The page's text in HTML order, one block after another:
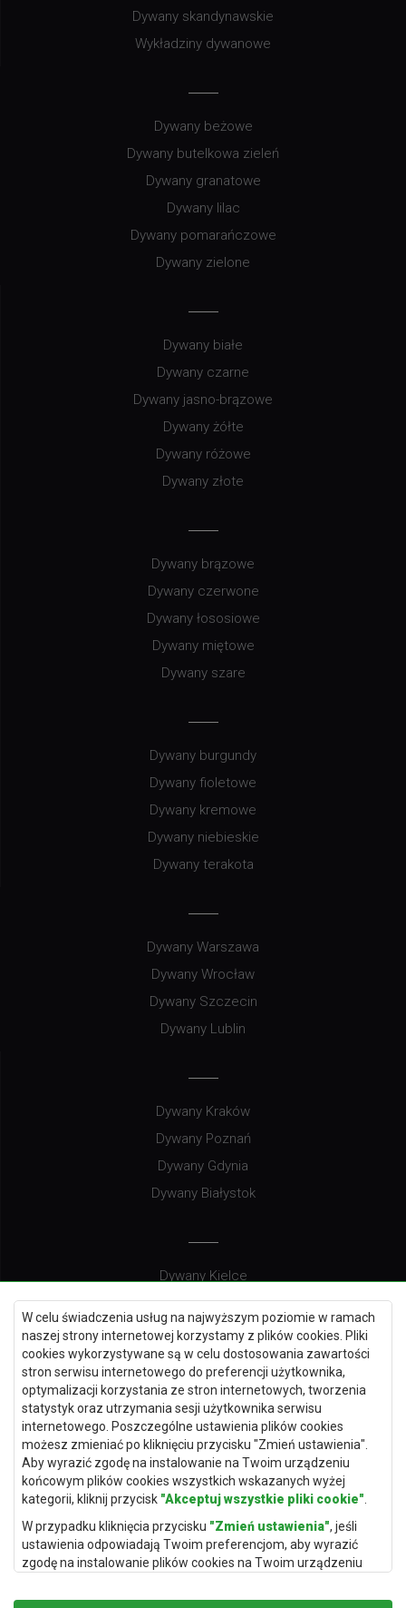
W celu świadczenia usług na najwyższym poziomie w ramach
naszej strony internetowej korzystamy z plików cookies. Pliki
cookies wykorzystywane są w celu dostosowania zawartości
stron serwisu internetowego do preferencji użytkownika,
optymalizacji korzystania ze stron internetowych, tworzenia
statystyk oraz utrzymania sesji użytkownika serwisu
internetowego. Poszczególne ustawienia plików cookies
możesz zmieniać po kliknięciu przycisku "Zmień ustawienia".
Aby wyrazić zgodę na instalowanie na Twoim urządzeniu
końcowym plików cookies wszystkich wskazanych wyżej
kategorii, kliknij przycisk "Akceptuj wszystkie pliki cookie"
W przypadku kliknięcia przycisku "Zmień ustawienia", jeśli
ustawienia odpowiadają Twoim preferencjom, aby wyrazić
zgodę na instalowanie plików cookies na Twoim urządzeniu
"Zapisz i zaakceptuj".
Dywany skandynawskie
Wykładziny dywanowe
Dywany beżowe
Dywany butelkowa zieleń
Dywany granatowe
Dywany lilac
Dywany pomarańczowe
Dywany zielone
Dywany białe
Dywany czarne
Dywany jasno-brązowe
Dywany żółte
Dywany różowe
Dywany złote
Dywany brązowe
Dywany czerwone
Dywany łososiowe
Dywany miętowe
Dywany szare
Dywany burgundy
Dywany fioletowe
Dywany kremowe
Dywany niebieskie
Dywany terakota
Dywany Warszawa
Dywany Wrocław
Dywany Szczecin
Dywany Lublin
Dywany Kraków
Dywany Poznań
Dywany Gdynia
Dywany Białystok
Dywany Kielce
Dywany Gdańsk
Dywany Toruń
Dywany Bydgoszcz
Dywany Łódź
Dywany Katowice
Dywany Rzeszów
Dywany Częstochowa